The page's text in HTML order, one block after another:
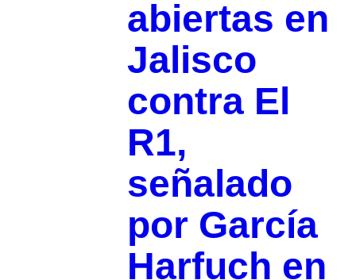
abiertas en
Jalisco
contra El
R1,
señalado
por García
Harfuch en